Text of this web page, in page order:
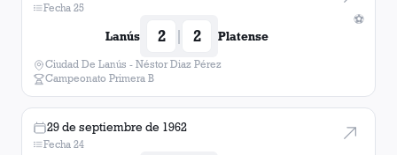
⚽
Fecha 25
Lanús 2 | 2 Platense
Ciudad De Lanús - Néstor Diaz Pérez
Campeonato Primera B
29 de septiembre de 1962
Fecha 24